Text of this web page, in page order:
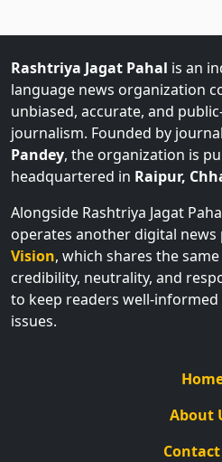
Rashtriya Jagat Pahal is an
language news organization
unbiased, accurate, and
journalism. Founded by
Pandey, the organization is
headquartered in Raipur,
Alongside Rashtriya Jagat
operates another digital news
Vision, which shares the
credibility, neutrality, and
to keep readers well-
issues.
About
Contact